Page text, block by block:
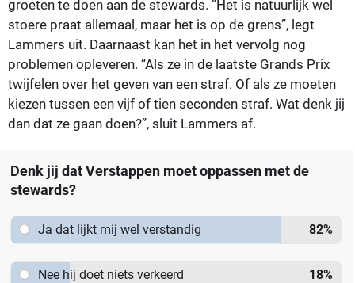
groeten te doen aan de stewards. “Het is natuurlijk wel
stoere praat allemaal, maar het is op de grens”, legt
Lammers uit. Daarnaast kan het in het vervolg nog
problemen opleveren. “Als ze in de laatste Grands Prix
twijfelen over het geven van een straf. Of als ze moeten
kiezen tussen een vijf of tien seconden straf. Wat denk jij
dan dat ze gaan doen?”, sluit Lammers af.
Denk jij dat Verstappen moet oppassen met de
stewards?
Ja dat lijkt mij wel verstandig 82%
Nee hij doet niets verkeerd 18%